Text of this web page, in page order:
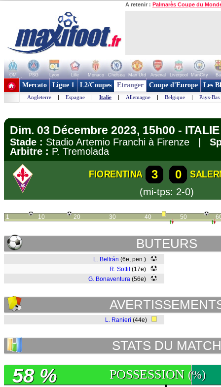
A retenir : Palmarès Coupe du
OM PSG Lyon Lille Monaco Chelsea Man Utd Arsenal Liverpool ManCity
+ de clubs
Mercato Ligue 1 L2/Coupes Etranger Coupe d'Europe Les
Angleterre | Espagne | Italie | Allemagne | Belgique | Pays-Bas
Dim. 03 Décembre 2023, 15h00 -
Stade : Stadio Artemio Franchi à Firenze |
Arbitre : P. Tremolada
FIORENTINA 3 0
(mi-tps: 2-0)
1 10 20 30 40 50
BUTEURS
L. Beltrán (6e, pen.)
R. Sottil (17e)
G. Bonaventura (56e)
L. Ranieri (44e)
STATS DU MATCH
POSSESSION (%)
58 %